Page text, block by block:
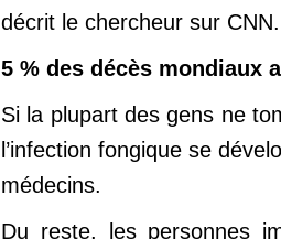
décrit le chercheur sur CNN.
5 % des décès mondiaux
Si la plupart des gens ne
l’infection fongique se
médecins.
Du reste, les personnes